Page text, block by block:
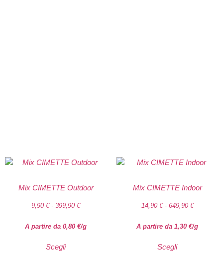
Mix CIMETTE Outdoor
9,90 € - 399,90 €
A partire da 0,80 €/g
Scegli
Mix CIMETTE Indoor
14,90 € - 649,90 €
A partire da 1,30 €/g
Scegli